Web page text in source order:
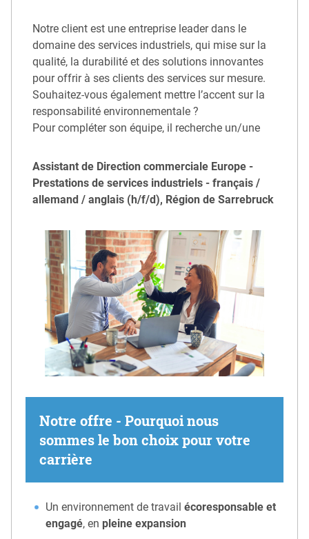
Notre client est une entreprise leader dans le
domaine des services industriels, qui mise sur la
qualité, la durabilité et des solutions innovantes
pour offrir à ses clients des services sur mesure.
Souhaitez-vous également mettre l’accent sur la
responsabilité environnementale ?
Pour compléter son équipe, il recherche un/une
Assistant de Direction commerciale Europe -
Prestations de services industriels - français /
allemand / anglais (h/f/d), Région de Sarrebruck
Notre offre - Pourquoi nous
sommes le bon choix pour votre
carrière
Un environnement de travailécoresponsable et
engagé, en pleine expansion